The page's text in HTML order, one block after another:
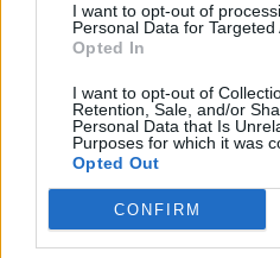
I want to opt-out of
Personal Data for Targeted
Opted In
I want to opt-out of
Retention, Sale, and/or
Personal Data that Is
Purposes for which it was
Opted Out
CONFIRM
Ηράκλειο: Με λαμπρότητα
Αγίου Μύρωνος
21:08
Κομοτηνή: Στο νοσοκομείο
κατανάλωση αλκοόλ
ΟΦΗ: Συνέχισε την